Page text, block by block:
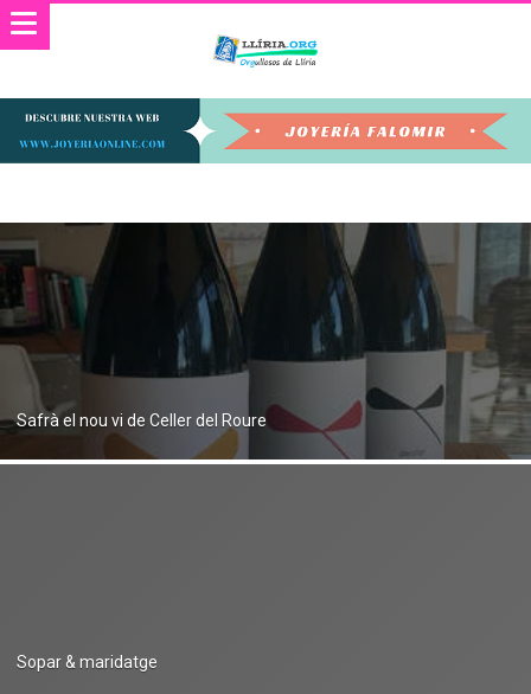
Safrà el nou vi de Celler del Roure
Sopar & maridatge